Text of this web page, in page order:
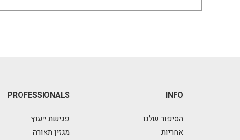
INFO
הסיפור שלנו
אחריות
PROFESSIONALS
פגישת ייעוץ
מגזין תאורה